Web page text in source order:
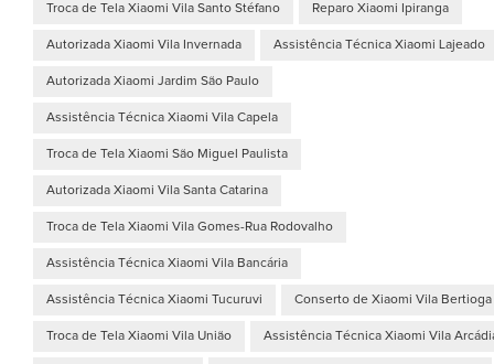
Troca de Tela Xiaomi Vila Santo Stéfano Reparo Xiaomi Ipiranga
Autorizada Xiaomi Vila Invernada Assistência Técnica Xiaomi Lajeado
Autorizada Xiaomi Jardim São Paulo
Assistência Técnica Xiaomi Vila Capela
Troca de Tela Xiaomi São Miguel Paulista
Autorizada Xiaomi Vila Santa Catarina
Troca de Tela Xiaomi Vila Gomes-Rua Rodovalho
Assistência Técnica Xiaomi Vila Bancária
Assistência Técnica Xiaomi Tucuruvi Conserto de Xiaomi Vila Bertioga
Troca de Tela Xiaomi Vila União Assistência Técnica Xiaomi Vila